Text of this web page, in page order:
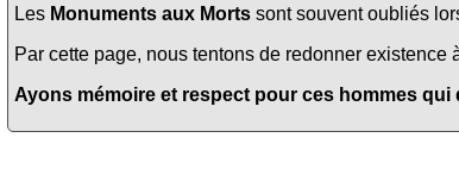
Les Monuments aux Morts sont souvent oubliés
Par cette page, nous tentons de redonner
Ayons mémoire et respect pour ces hommes